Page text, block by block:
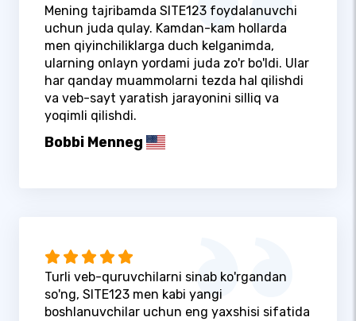
Mening tajribamda SITE123 foydalanuvchi
uchun juda qulay. Kamdan-kam hollarda
men qiyinchiliklarga duch kelganimda,
ularning onlayn yordami juda zo'r bo'ldi. Ular
har qanday muammolarni tezda hal qilishdi
va veb-sayt yaratish jarayonini silliq va
yoqimli qilishdi.
Bobbi Menneg
Turli veb-quruvchilarni sinab ko'rgandan
so'ng, SITE123 men kabi yangi
boshlanuvchilar uchun eng yaxshisi sifatida